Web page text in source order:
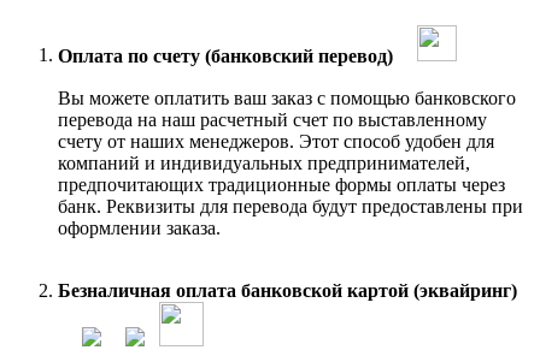
Оплата по счету (банковский перевод)
Вы можете оплатить ваш заказ с помощью банковского
перевода на наш расчетный счет по выставленному
счету от наших менеджеров. Этот способ удобен для
компаний и индивидуальных предпринимателей,
предпочитающих традиционные формы оплаты через
банк. Реквизиты для перевода будут предоставлены при
оформлении заказа.
Безналичная оплата банковской картой (эквайринг)